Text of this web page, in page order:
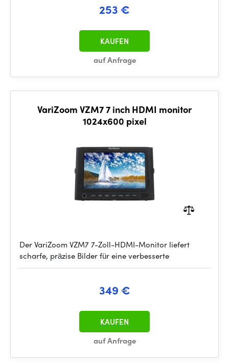
253 €
auf Anfrage
KAUFEN
VariZoom VZM7 7 inch HDMI monitor
1024x600 pixel
Der VariZoom VZM7 7-Zoll-HDMI-Monitor liefert
scharfe, präzise Bilder für eine verbesserte
349 €
auf Anfrage
KAUFEN